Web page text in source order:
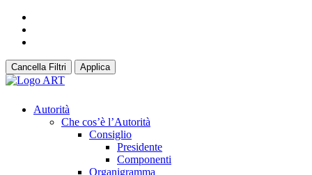
Cancella Filtri Applica
Autorità
Che cos’è l’Autorità
Consiglio
Presidente
Componenti
Organigramma